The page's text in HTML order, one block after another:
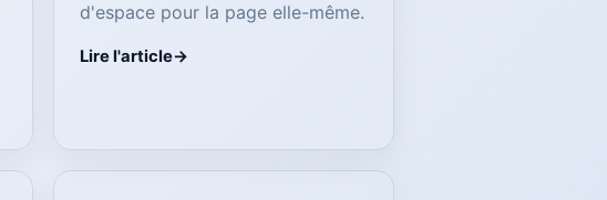
d'espace pour la page elle-même.
Lire l'article